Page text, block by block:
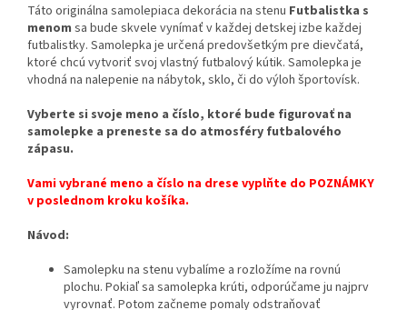
Táto originálna samolepiaca dekorácia na stenu Futbalistka s
menom sa bude skvele vynímať v každej detskej izbe každej
futbalistky. Samolepka je určená predovšetkým pre dievčatá,
ktoré chcú vytvoriť svoj vlastný futbalový kútik. Samolepka je
vhodná na nalepenie na nábytok, sklo, či do výloh športovísk.
Vyberte si svoje meno a číslo, ktoré bude figurovať na
samolepke a preneste sa do atmosféry futbalového
zápasu.
Vami vybrané meno a číslo na drese vyplňte do POZNÁMKY
v poslednom kroku košíka.
Návod:
Samolepku na stenu vybalíme a rozložíme na rovnú
plochu. Pokiaľ sa samolepka krúti, odporúčame ju najprv
vyrovnať. Potom začneme pomaly odstraňovať